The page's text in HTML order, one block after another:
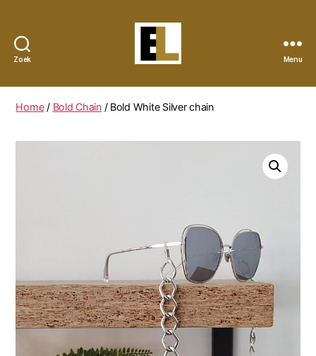
Zoek
Lynx
Menu
Home/ Bold Chain/ Bold White Silver chain